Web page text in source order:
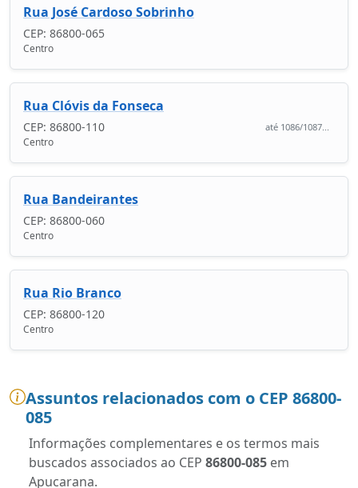
Rua José Cardoso Sobrinho
CEP: 86800-065
Centro
Rua Clóvis da Fonseca
CEP: 86800-110 até 1086/1087...
Centro
Rua Bandeirantes
CEP: 86800-060
Centro
Rua Rio Branco
CEP: 86800-120
Centro
Assuntos relacionados com o CEP 86800-
085
Informações complementares e os termos mais
buscados associados ao CEP 86800-085 em
Apucarana.